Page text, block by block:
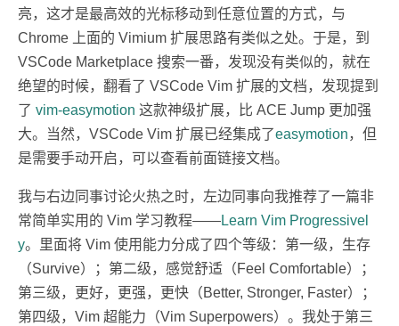
亮，这才是最高效的光标移动到任意位置的方式，与
Chrome 上面的 Vimium 扩展思路有类似之处。于是，到
VSCode Marketplace 搜索一番，发现没有类似的，就在
绝望的时候，翻看了 VSCode Vim 扩展的文档，发现提到
了 vim-easymotion 这款神级扩展，比 ACE Jump 更加强
大。当然，VSCode Vim 扩展已经集成了easymotion，但
是需要手动开启，可以查看前面链接文档。
我与右边同事讨论火热之时，左边同事向我推荐了一篇非
常简单实用的 Vim 学习教程——Learn Vim Progressivel
y。里面将 Vim 使用能力分成了四个等级：第一级，生存
（Survive）；第二级，感觉舒适（Feel Comfortable）；
第三级，更好，更强，更快（Better, Stronger, Faster）；
第四级，Vim 超能力（Vim Superpowers）。我处于第三